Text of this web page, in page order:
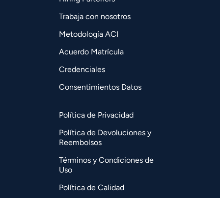
Trabaja con nosotros
Metodología ACI
Acuerdo Matrícula
Credenciales
Consentimientos Datos
Política de Privacidad
Política de Devoluciones y
Reembolsos
Términos y Condiciones de
Uso
Política de Calidad